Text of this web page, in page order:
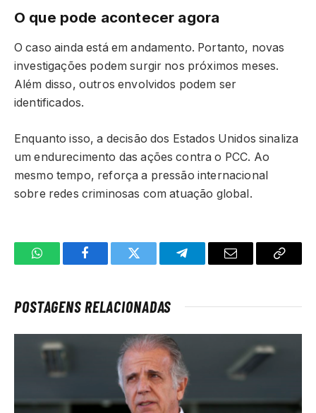
O que pode acontecer agora
O caso ainda está em andamento. Portanto, novas
investigações podem surgir nos próximos meses.
Além disso, outros envolvidos podem ser
identificados.
Enquanto isso, a decisão dos Estados Unidos sinaliza
um endurecimento das ações contra o PCC. Ao
mesmo tempo, reforça a pressão internacional
sobre redes criminosas com atuação global.
WhatsAppFacebookTwitter TelegramaE-
Copiar
POSTAGENS RELACIONADAS